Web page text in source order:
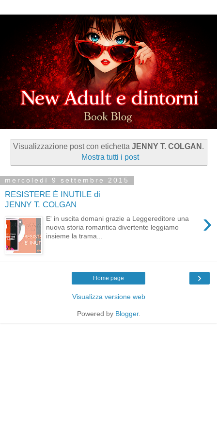
Visualizzazione post con etichetta JENNY T. COLGAN .
Mostra tutti i post
mercoledì 9 settembre 2015
RESISTERE È INUTILE di
JENNY T. COLGAN
›
E' in uscita domani grazie a Leggereditore una
nuova storia romantica divertente leggiamo
insieme la trama...
›
Home page
Visualizza versione web
Powered by Blogger.